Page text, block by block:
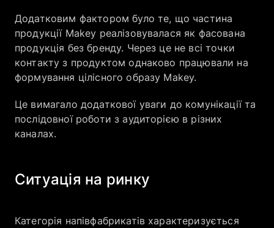
Додатковим фактором було те, що частина
продукції Makey реалізовувалася як фасована
продукція без бренду. Через це не всі точки
контакту з продуктом однаково працювали на
формування цілісного образу Makey.
Це вимагало додаткової уваги до комунікації та
послідовної роботи з аудиторією в різних
каналах.
Ситуація на ринку
Категорія напівфабрикатів характеризується